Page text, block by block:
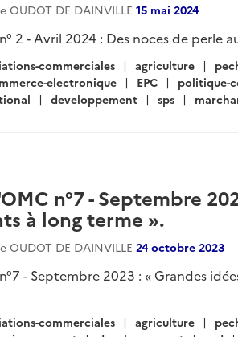
OUDOT DE DAINVILLE 15 mai 2024
2 - Avril 2024 : Des noces de perle
commerciales agriculture
electronique EPC
politique-
developpement sps
n°7 - Septembre
à long terme ».
OUDOT DE DAINVILLE 24 octobre 2023
- Septembre 2023 : « Grandes
commerciales agriculture